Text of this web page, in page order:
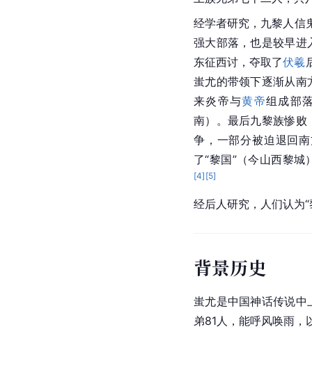
经学者研究，九黎人信
强大部落，也是较早
东征西讨，夺取了伏羲
蚩尤的带领下逐渐从南
来炎帝与黄帝组成部
南）。最后九黎族惨
争，一部分被迫退回
了“黎国”（今山西黎
[4] [5]
经后人研究，人们认为
背景历史
蚩尤是中国神话传说中
弟81人，能呼风唤雨，